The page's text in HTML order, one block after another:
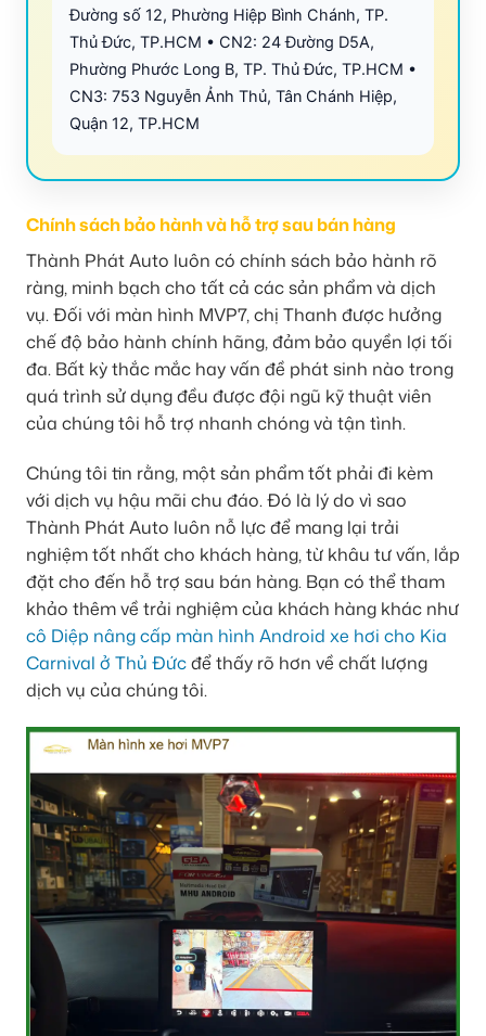
Đường số 12, Phường Hiệp Bình Chánh, TP.
Thủ Đức, TP.HCM • CN2: 24 Đường D5A,
Phường Phước Long B, TP. Thủ Đức, TP.HCM •
CN3: 753 Nguyễn Ảnh Thủ, Tân Chánh Hiệp,
Quận 12, TP.HCM
Chính sách bảo hành và hỗ trợ sau bán hàng
Thành Phát Auto luôn có chính sách bảo hành rõ
ràng, minh bạch cho tất cả các sản phẩm và dịch
vụ. Đối với màn hình MVP7, chị Thanh được hưởng
chế độ bảo hành chính hãng, đảm bảo quyền lợi tối
đa. Bất kỳ thắc mắc hay vấn đề phát sinh nào trong
quá trình sử dụng đều được đội ngũ kỹ thuật viên
của chúng tôi hỗ trợ nhanh chóng và tận tình.
Chúng tôi tin rằng, một sản phẩm tốt phải đi kèm
với dịch vụ hậu mãi chu đáo. Đó là lý do vì sao
Thành Phát Auto luôn nỗ lực để mang lại trải
nghiệm tốt nhất cho khách hàng, từ khâu tư vấn, lắp
đặt cho đến hỗ trợ sau bán hàng. Bạn có thể tham
khảo thêm về trải nghiệm của khách hàng khác như
cô Diệp nâng cấp màn hình Android xe hơi cho Kia
Carnival ở Thủ Đứcđể thấy rõ hơn về chất lượng
dịch vụ của chúng tôi.